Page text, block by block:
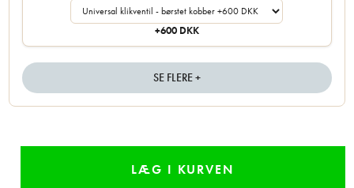
+600 DKK
SE FLERE +